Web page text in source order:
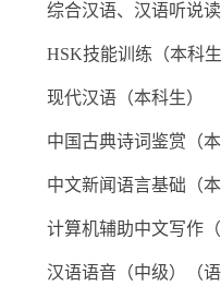
综合汉语、汉语听说
HSK技能训练（本科
现代汉语（本科生）
中国古典诗词鉴赏（本
中文新闻语言基础（本
计算机辅助中文写作（
汉语语音（中级）（语